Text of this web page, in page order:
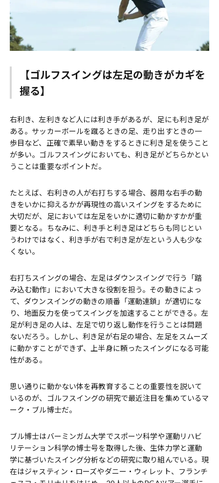
【ゴルフスイングは左足の動きがカギを
握る】
右利き、左利きなど人には利き手があるが、足にも利き足が
ある。サッカーボールを蹴るときの足、走り出すときの一
歩目など、正確で素早い動きをするときに利き足を使うこと
が多い。ゴルフスイングにおいても、利き足がどちらかとい
うことは重要なポイントだ。
たとえば、右利きの人が右打ちする場合、器用な右手の動
きをいかに抑えるかが再現性の高いスイングをするために
大切だが、足においては左足をいかに適切に動かすかが重
要となる。ちなみに、利き手と利き足はどちらも同じとい
うわけではなく、利き手が右で利き足が左という人も少な
くない。
右打ちスイングの場合、左足はダウンスイングで行う「踏
み込む動作」において大きな役割を担う。その動きによっ
て、ダウンスイングの動きの順番「運動連鎖」が適切にな
り、地面反力を使ってスイングを加速することができる。左
足が利き足の人は、左足で切り返し動作を行うことは問題
ないだろう。しかし、利き足が右足の場合、左足をスムーズ
に動かすことができず、上半身に頼ったスイングになる可能
性がある。
思い通りに動かない体を再教育することの重要性を説いて
いるのが、ゴルフスイングの研究で最近注目を集めているマ
ーク・ブル博士だ。
ブル博士はバーミンガム大学でスポーツ科学や運動リハビ
リテーション科学の博士号を取得した後、生体力学と運動
学に基づいたスイング分析などの研究に取り組んでいる。現
在はジャスティン・ローズやダニー・ウィレット、フランチ